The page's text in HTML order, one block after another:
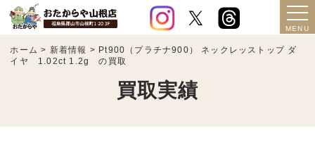
ホーム > 新着情報 > Pt900（プラチナ900） ネックレッストップ ダ
イヤ 1.02ct 1.2g の買取
買取実績